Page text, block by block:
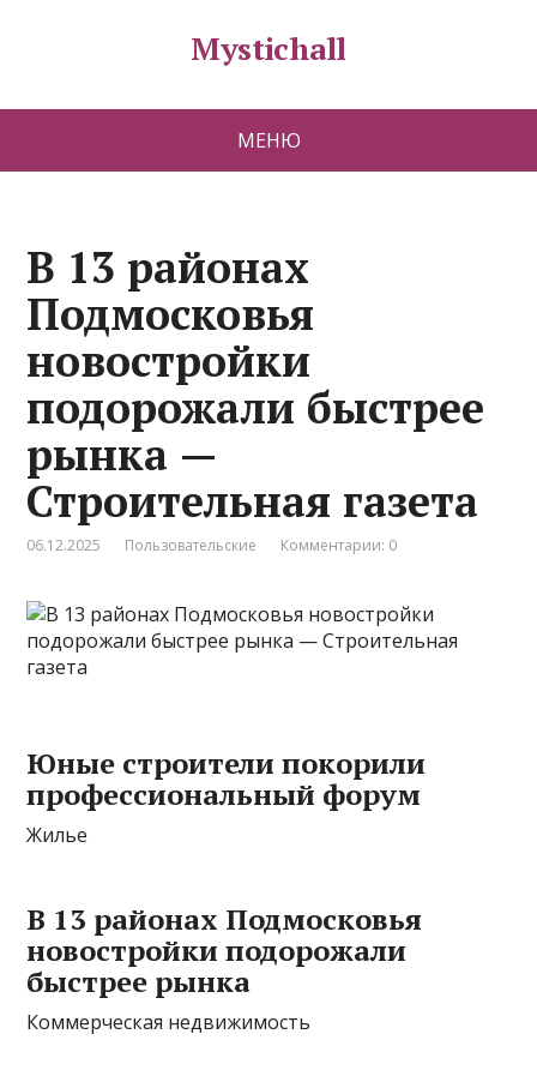
Mystichall
МЕНЮ
В 13 районах
Подмосковья
новостройки
подорожали быстрее
рынка —
Строительная газета
06.12.2025 Пользовательские Комментарии: 0
Юные строители покорили
профессиональный форум
Жилье
В 13 районах Подмосковья
новостройки подорожали
быстрее рынка
Коммерческая недвижимость